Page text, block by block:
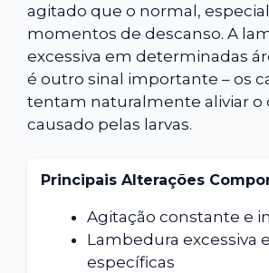
agitado que o normal,
momentos de descanso. A
excessiva em determinadas
é outro sinal importante – os
tentam naturalmente aliviar o
causado pelas larvas.
Principais Alterações
Agitação constante e
Lambedura excessiva
específicas